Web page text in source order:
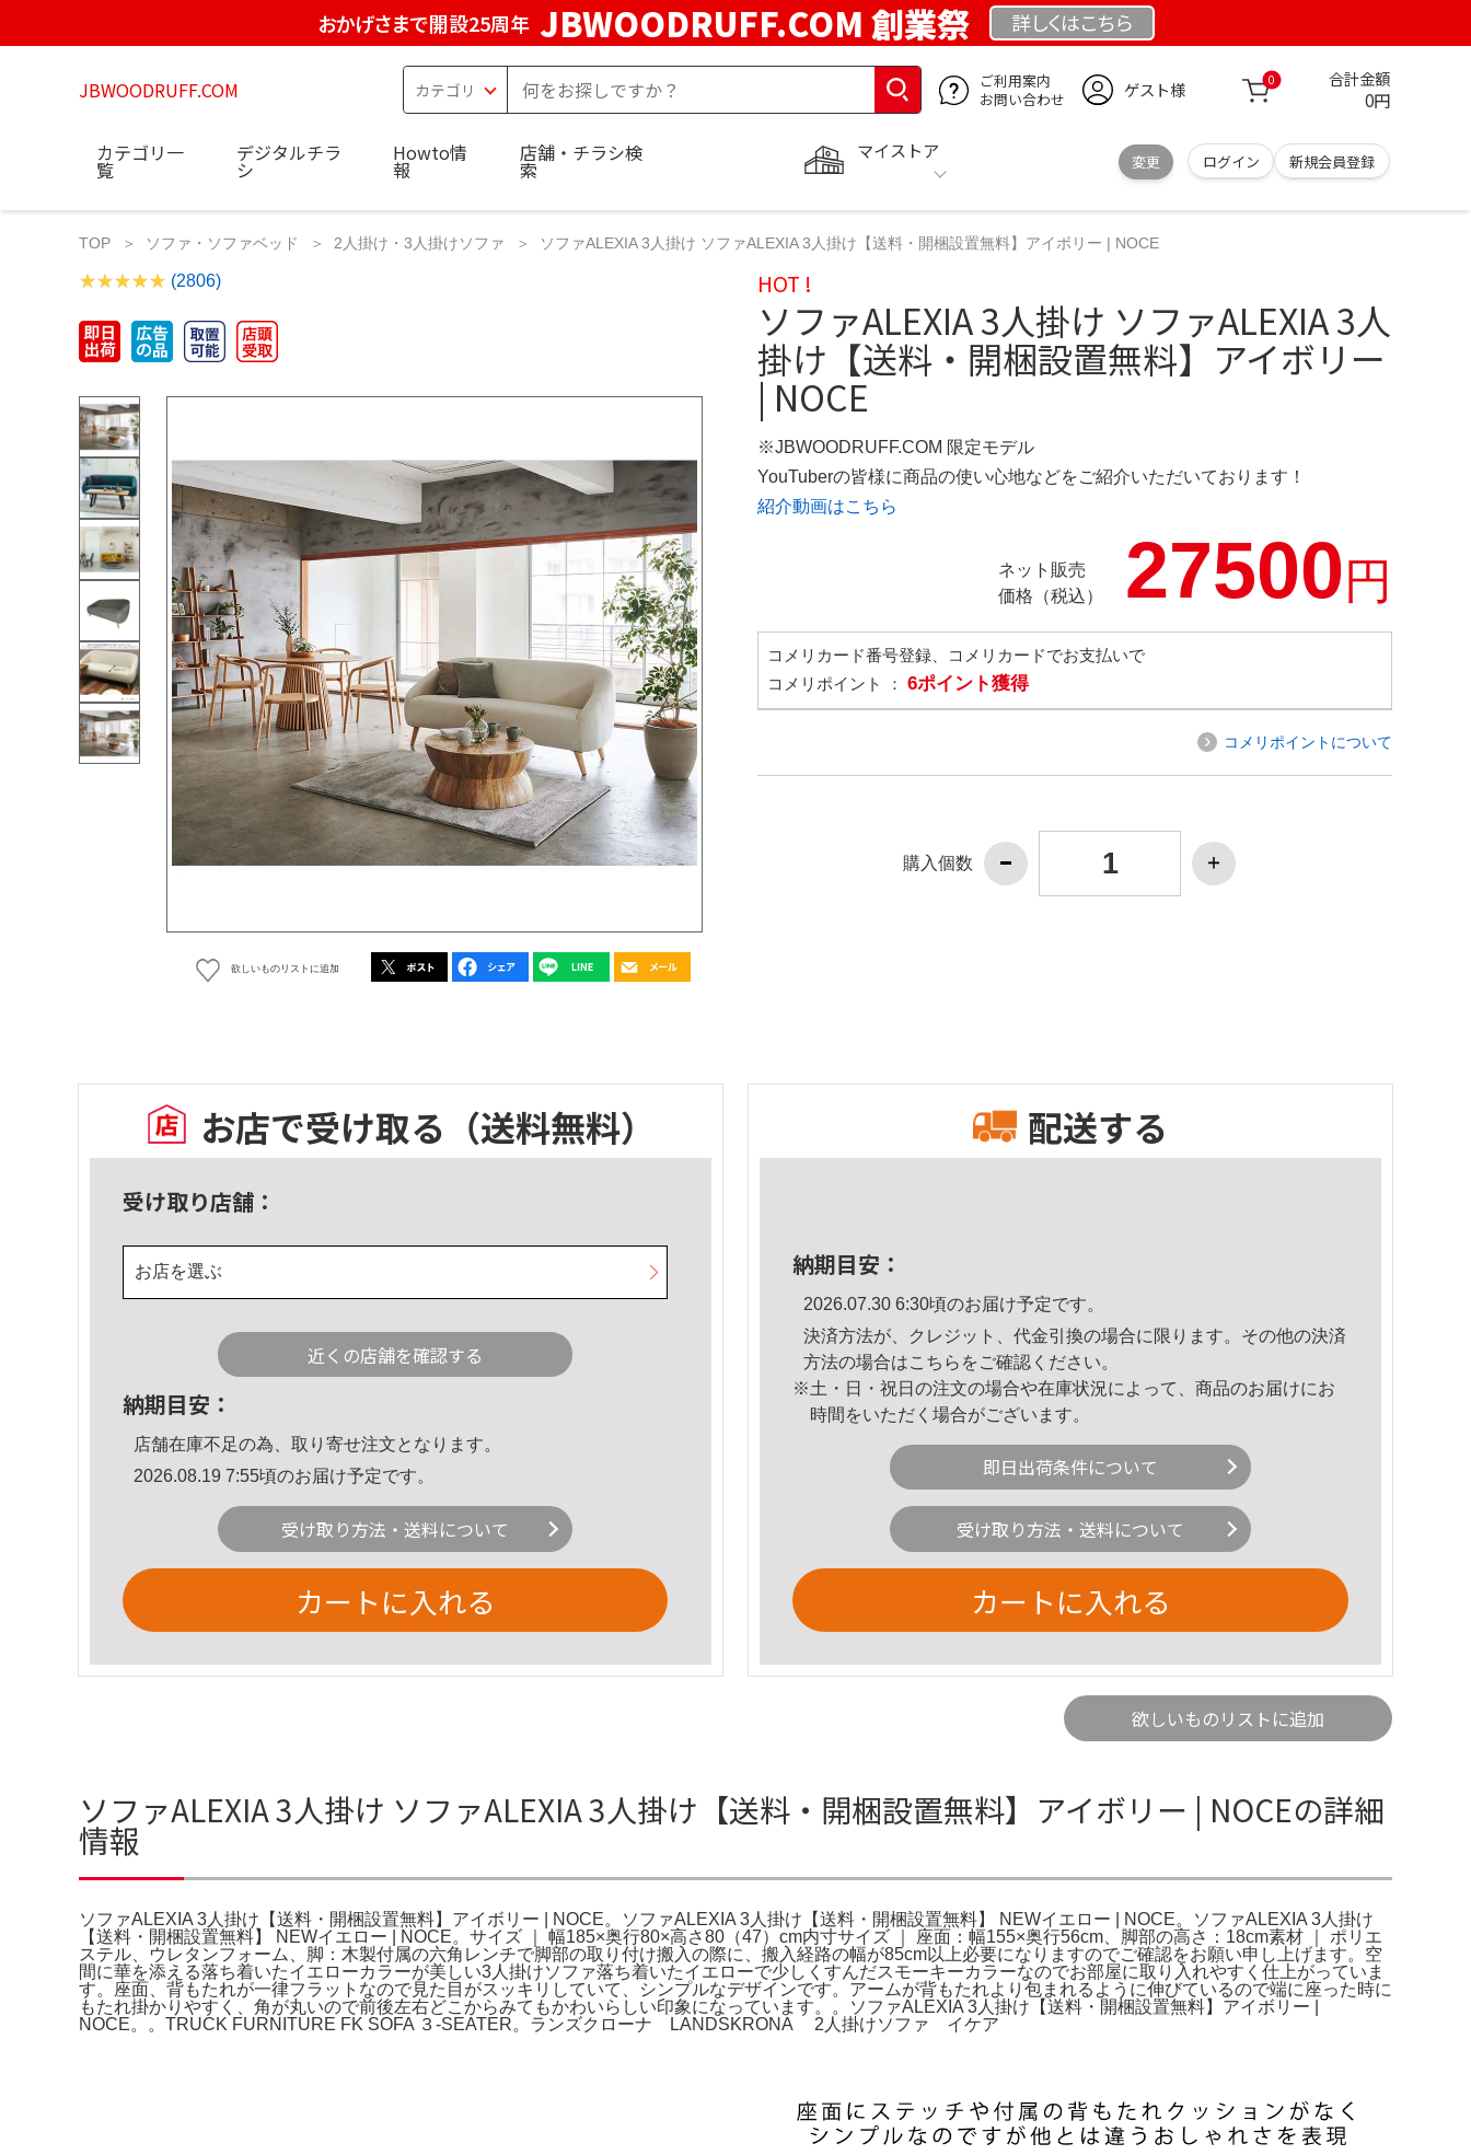
おかげさまで開設25周年 JBWOODRUFF.COM 創業祭 詳しくはこちら
JBWOODRUFF.COM
ご利用案内
お問い合わせ
ゲスト様 0 合計金額
0円
マイストア
変更 ログイン 新規会員登録
カテゴリ一
覧
デジタルチラ
シ
Howto情
報
店舗・チラシ検
索
TOP ソファ・ソファベッド 2人掛け・3人掛けソファ ソファALEXIA 3人掛け ソファALEXIA 3人掛け【送料・開梱設置無料】アイボリー | NOCE
(2806)
欲しいものリストに追加
HOT !
ソファALEXIA 3人掛け ソファALEXIA 3人
掛け【送料・開梱設置無料】アイボリー
| NOCE
※JBWOODRUFF.COM 限定モデル
YouTuberの皆様に商品の使い心地などをご紹介いただいております！
紹介動画はこちら
ネット販売
価格（税込）
27500円
コメリカード番号登録、コメリカードでお支払いで
コメリポイント ： 6ポイント獲得
コメリポイントについて
購入個数
お店で受け取る （送料無料）
受け取り店舗：
お店を選ぶ
近くの店舗を確認する
納期目安：
店舗在庫不足の為、取り寄せ注文となります。
2026.08.19 7:55頃のお届け予定です。
受け取り方法・送料について
カートに入れる
配送する
納期目安：
2026.07.30 6:30頃のお届け予定です。
決済方法が、クレジット、代金引換の場合に限ります。その他の決済
方法の場合はこちら をご確認ください。
※土・日・祝日の注文の場合や在庫状況によって、商品のお届けにお
時間をいただく場合がございます。
即日出荷条件について
受け取り方法・送料について
カートに入れる
欲しいものリストに追加
ソファALEXIA 3人掛け ソファALEXIA 3人掛け【送料・開梱設置無料】アイボリー | NOCEの詳細
情報
ソファALEXIA 3人掛け【送料・開梱設置無料】アイボリー | NOCE。ソファALEXIA 3人掛け【送料・開梱設置無料】 NEWイエロー | NOCE。ソファALEXIA 3人掛け
【送料・開梱設置無料】 NEWイエロー | NOCE。サイズ ｜ 幅185×奥行80×高さ80（47）cm内寸サイズ ｜ 座面：幅155×奥行56cm、脚部の高さ：18cm素材 ｜ ポリエ
ステル、ウレタンフォーム、脚：木製付属の六角レンチで脚部の取り付け搬入の際に、搬入経路の幅が85cm以上必要になりますのでご確認をお願い申し上げます。空
間に華を添える落ち着いたイエローカラーが美しい3人掛けソファ落ち着いたイエローで少しくすんだスモーキーカラーなのでお部屋に取り入れやすく仕上がっていま
す。座面、背もたれが一律フラットなので見た目がスッキリしていて、シンプルなデザインです。アームが背もたれより包まれるように伸びているので端に座った時に
もたれ掛かりやすく、角が丸いので前後左右どこからみてもかわいらしい印象になっています。。ソファALEXIA 3人掛け【送料・開梱設置無料】アイボリー |
NOCE。。TRUCK FURNITURE FK SOFA ３-SEATER。ランズクローナ LANDSKRONA 2人掛けソファ イケア